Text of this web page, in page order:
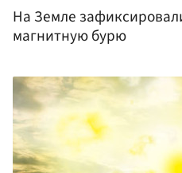
На Земле
магнитную бурю